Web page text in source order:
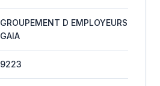
GROUPEMENT D EMPLOYEURS
GAIA
9223